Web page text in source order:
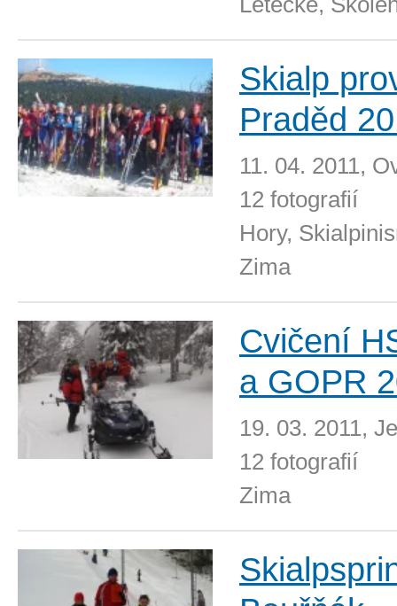
Skialp
Praděd
11. 04. 2011,
12 fotografií
Hory,
Zima
Cvičení
a GOPR
19. 03. 2011,
12 fotografií
Zima